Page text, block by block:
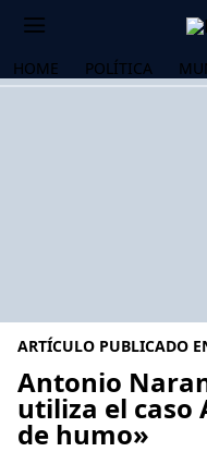
HOME POLÍTICA
ARTÍCULO PUBLICADO
Antonio
utiliza el caso
de humo»